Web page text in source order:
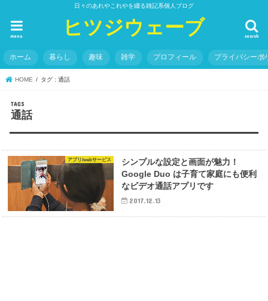
日々のあれやこれやを綴る雑記系個人ブログ
ヒツジウェーブ search
menu
ホーム 暮らし 趣味 雑学 プロフィール プライバシーポ
HOME タグ : 通話
通話
アプリ/webサービス
シンプルな設定と画面が魅力！
Google Duo は子育て家庭にも便利
なビデオ通話アプリです
2017.12.13